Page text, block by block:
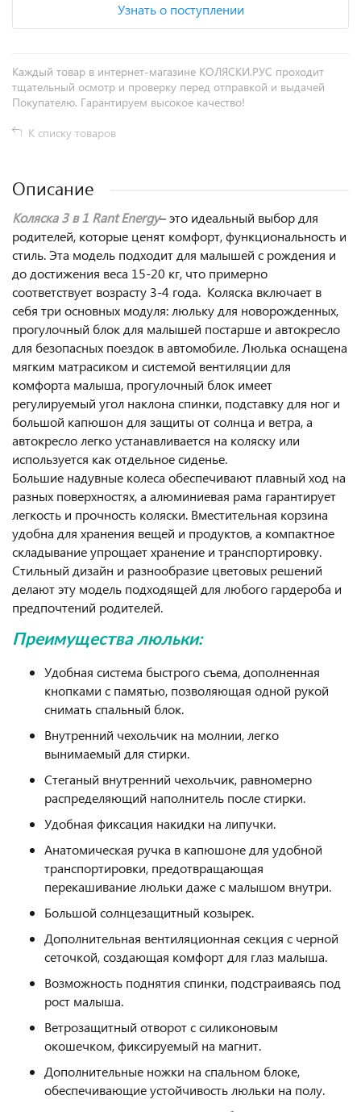
Узнать о поступлении
Каждый товар в интернет-магазине КОЛЯСКИ.РУС проходит
тщательный осмотр и проверку перед отправкой и выдачей
Покупателю. Гарантируем высокое качество!
К списку товаров
Описание
Коляска 3 в 1 Rant Energy– это идеальный выбор для
родителей, которые ценят комфорт, функциональность и
стиль. Эта модель подходит для малышей с рождения и
до достижения веса 15-20 кг, что примерно
соответствует возрасту 3-4 года. Коляска включает в
себя три основных модуля: люльку для новорожденных,
прогулочный блок для малышей постарше и автокресло
для безопасных поездок в автомобиле. Люлька оснащена
мягким матрасиком и системой вентиляции для
комфорта малыша, прогулочный блок имеет
регулируемый угол наклона спинки, подставку для ног и
большой капюшон для защиты от солнца и ветра, а
автокресло легко устанавливается на коляску или
используется как отдельное сиденье.
Большие надувные колеса обеспечивают плавный ход на
разных поверхностях, а алюминиевая рама гарантирует
легкость и прочность коляски. Вместительная корзина
удобна для хранения вещей и продуктов, а компактное
складывание упрощает хранение и транспортировку.
Стильный дизайн и разнообразие цветовых решений
делают эту модель подходящей для любого гардероба и
предпочтений родителей.
Преимущества люльки:
Удобная система быстрого съема, дополненная
кнопками с памятью, позволяющая одной рукой
снимать спальный блок.
Внутренний чехольчик на молнии, легко
вынимаемый для стирки.
Стеганый внутренний чехольчик, равномерно
распределяющий наполнитель после стирки.
Удобная фиксация накидки на липучки.
Анатомическая ручка в капюшоне для удобной
транспортировки, предотвращающая
перекашивание люльки даже с малышом внутри.
Большой солнцезащитный козырек.
Дополнительная вентиляционная секция с черной
сеточкой, создающая комфорт для глаз малыша.
Возможность поднятия спинки, подстраиваясь под
рост малыша.
Ветрозащитный отворот с силиконовым
окошечком, фиксируемый на магнит.
Дополнительные ножки на спальном блоке,
обеспечивающие устойчивость люльки на полу.